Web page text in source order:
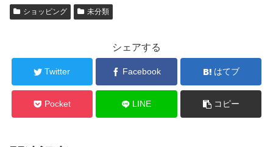
ショッピング 未分類
シェアする
Twitter Facebook はてブ
Pocket LINE コピー